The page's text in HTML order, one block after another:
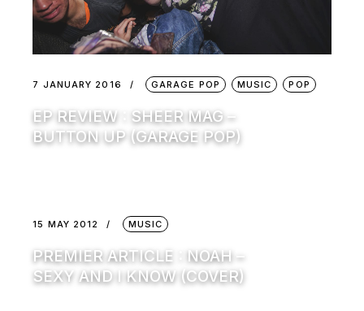
7 JANUARY 2016 GARAGE POP MUSIC POP
EP REVIEW : SHEER MAG –
BUTTON UP (GARAGE POP)
15 MAY 2012 MUSIC
PREMIER ARTICLE : NOAH –
SEXY AND I KNOW (COVER)